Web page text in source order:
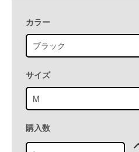
カラー
サイズ
購入数